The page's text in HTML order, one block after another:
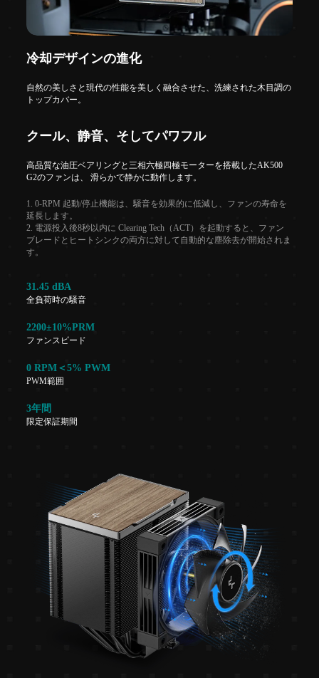
冷却デザインの進化
自然の美しさと現代の性能を美しく融合させた、洗練された木目調の
トップカバー。
クール、静音、そしてパワフル
高品質な油圧ベアリングと三相六極四極モーターを搭載したAK500
G2のファンは、 滑らかで静かに動作します。
1. 0-RPM 起動/停止機能は、騒音を効果的に低減し、ファンの寿命を
延長します。
2. 電源投入後8秒以内に Clearing Tech（ACT）を起動すると、ファン
ブレードとヒートシンクの両方に対して自動的な塵除去が開始されま
す。
31.45 dBA
全負荷時の騒音
2200±10%PRM
ファンスピード
0 RPM＜5% PWM
PWM範囲
3年間
限定保証期間